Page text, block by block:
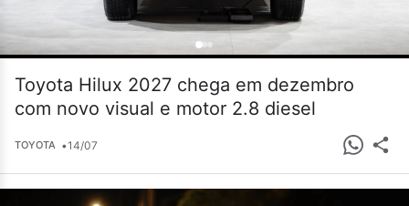
Toyota Hilux 2027 chega em dezembro
com novo visual e motor 2.8 diesel
TOYOTA •14/07